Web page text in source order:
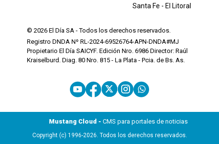
Santa Fe - El Litoral
© 2026 El Día SA - Todos los derechos reservados.
Registro DNDA Nº RL-2024-69526764-APN-DNDA#MJ
Propietario El Día SAICYF. Edición Nro. 6986 Director: Raúl
Kraiselburd. Diag. 80 Nro. 815 - La Plata - Pcia. de Bs. As.
Mustang Cloud - CMS para portales de noticias
Copyright (c) 1996-2026. Todos los derechos reservados.